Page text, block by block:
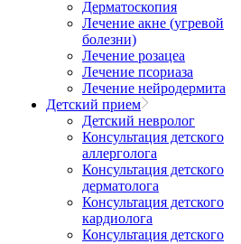
Дерматоскопия
Лечение акне (угревой
болезни)
Лечение розацеа
Лечение псориаза
Лечение нейродермита
Детский прием
Детский невролог
Консультация детского
аллерголога
Консультация детского
дерматолога
Консультация детского
кардиолога
Консультация детского